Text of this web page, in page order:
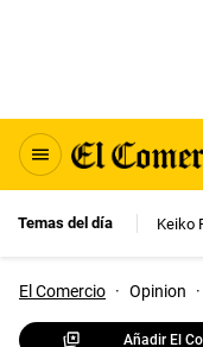
Temas del día Keiko
El Comercio · Opinion ·
Añadir El